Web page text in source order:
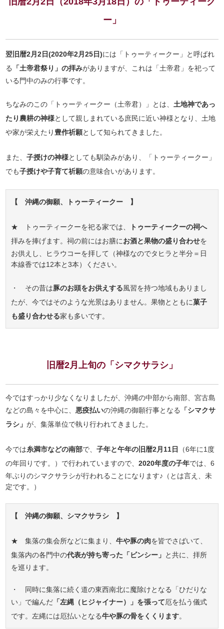
ー」
翌旧暦2月2日(2020年2月25日)には「トゥーティークー」と呼ばれ
る
「土帝君祭り」の拝みがありますが、これは「土帝君」を祀って
いる門中のみの行事です。
ちなみのこの「トゥーティークー（土帝君）」とは、土地神であっ
たり農耕の神様として親しまれている庶民に近い神様となり、土地
や家が栄えたり豊作祈願として知られてきました。
また、子授けの神様としても馴染みがあり、「トゥーティークー」
でも子授けや子育て祈願の意味合いがあります。
【 沖縄の御願、トゥーティークー 】
★ トゥーティークーを祀る家では、
トゥーティークーの祠へ
拝みを捧げます。祠の前にはお膳にお酒と果物の盛り合わせを
お供えし、ヒラウコーを拝して（神様なのでタヒラと半分＝日
本線香では12本と3本）ください。
・ その昔は豚のお頭をお供えする風習を持つ地域もありまし
たが、今ではそのような光景はありません。果物とともに菓子
も盛り合わせる家も多いです。
旧暦2月上旬の「シマクサラシ」
今ではすっかり少なくなりましたが、沖縄の中部から南部、宮古島
などの島々を中心に、悪疫払いの沖縄の御願行事となる
「シマクサ
ラシ」が、集落単位で執り行われてきました。
今では糸満市などの南部で、子年と午年の旧暦2月11日
（6年に1度
の年回りです。）で行われていますので、2020年度の子年では、6
年ぶりのシマクサラシが行われることになります♪（とは言え、未
定です。）
【 沖縄の御願、シマクサラシ 】
★ 集落の集会所などに集まり、牛や豚の肉を皆でさばいて、
集落内の各門中の代表が持ち寄った「ビンシー」 と共に、拝所
を巡ります。
・ 同時に集落に続く道の東西南北に魔除けとなる「ひだりな
い」で編んだ 「左縄（ヒジャイナー）」を張って厄を払う儀式
です。左縄には厄払いとなる牛や豚の骨をくくります。